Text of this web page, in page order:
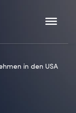
in den USA